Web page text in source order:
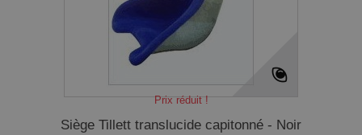
Prix réduit !
Siège Tillett translucide capitonné - Noir